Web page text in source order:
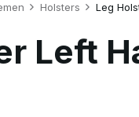
Holsters Leg
Left